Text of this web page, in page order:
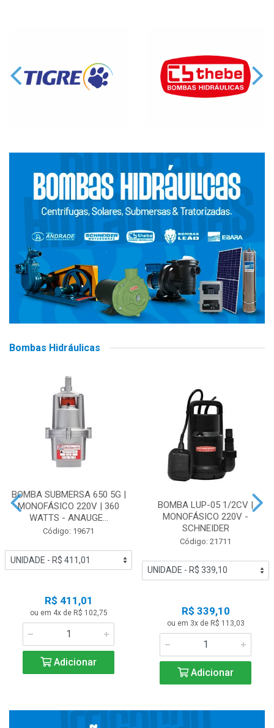
Bombas Hidráulicas
BOMBA SUBMERSA 650 5G |
MONOFÁSICO 220V | 360
WATTS - ANAUGE...
Código: 19671
R$ 411,01
ou em 4x de R$ 102,75
Adicionar
BOMBA LUP-05 1/2CV |
MONOFÁSICO 220V -
SCHNEIDER
Código: 21711
R$ 339,10
ou em 3x de R$ 113,03
Adicionar